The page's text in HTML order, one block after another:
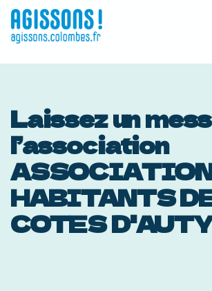
Laissez un
l’association
HABITANTS
COTES
Panneau de gestion des cookies